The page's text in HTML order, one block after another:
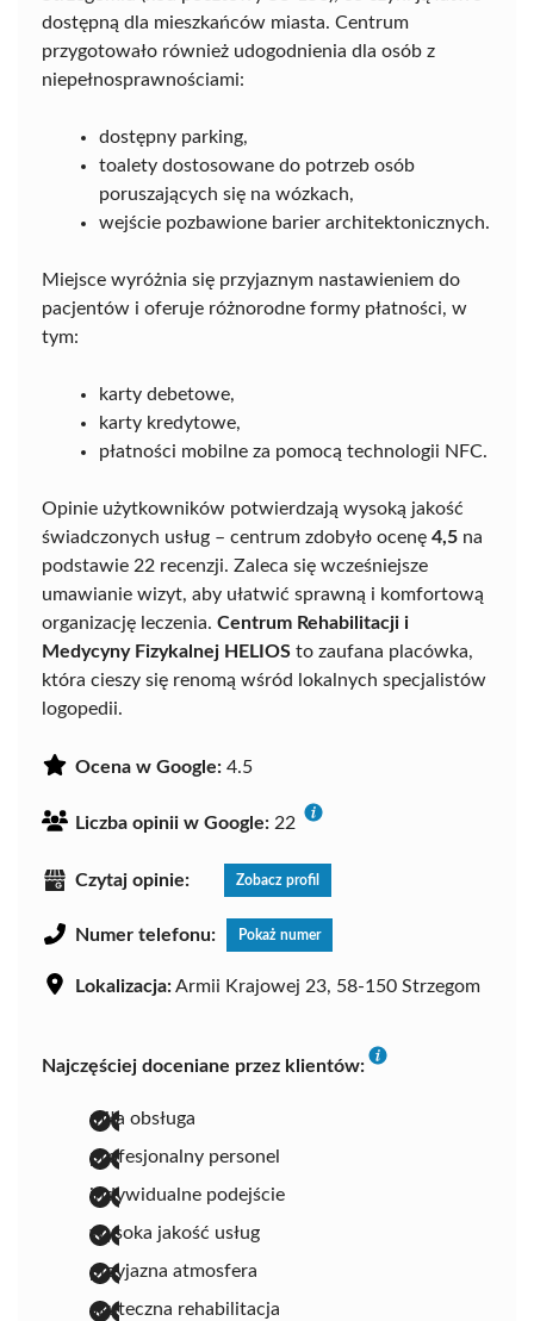
dostępną dla mieszkańców miasta. Centrum
przygotowało również udogodnienia dla osób z
niepełnosprawnościami:
dostępny parking,
toalety dostosowane do potrzeb osób
poruszających się na wózkach,
wejście pozbawione barier architektonicznych.
Miejsce wyróżnia się przyjaznym nastawieniem do
pacjentów i oferuje różnorodne formy płatności, w
tym:
karty debetowe,
karty kredytowe,
płatności mobilne za pomocą technologii NFC.
Opinie użytkowników potwierdzają wysoką jakość
świadczonych usług – centrum zdobyło ocenę 4,5 na
podstawie 22 recenzji. Zaleca się wcześniejsze
umawianie wizyt, aby ułatwić sprawną i komfortową
organizację leczenia. Centrum Rehabilitacji i
Medycyny Fizykalnej HELIOS to zaufana placówka,
która cieszy się renomą wśród lokalnych specjalistów
logopedii.
Ocena w Google: 4.5
Liczba opinii w Google: 22
Czytaj opinie: Zobacz profil
Numer telefonu: Pokaż numer
Lokalizacja:Armii Krajowej 23, 58-150 Strzegom
Najczęściej doceniane przez klientów:
miła obsługa
profesjonalny personel
indywidualne podejście
wysoka jakość usług
przyjazna atmosfera
skuteczna rehabilitacja